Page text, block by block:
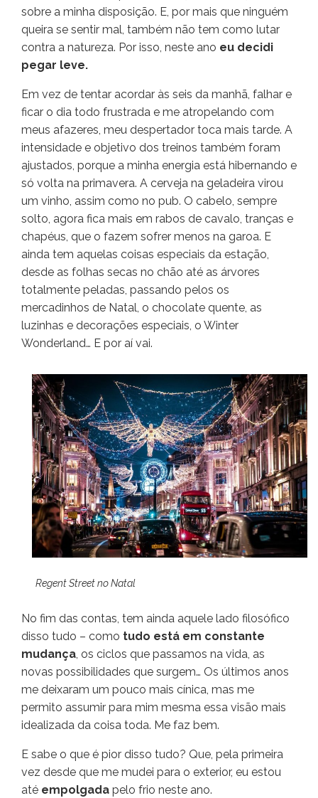
sobre a minha disposição. E, por mais que ninguém
queira se sentir mal, também não tem como lutar
contra a natureza. Por isso, neste ano eu decidi
pegar leve.
Em vez de tentar acordar às seis da manhã, falhar e
ficar o dia todo frustrada e me atropelando com
meus afazeres, meu despertador toca mais tarde. A
intensidade e objetivo dos treinos também foram
ajustados, porque a minha energia está hibernando e
só volta na primavera. A cerveja na geladeira virou
um vinho, assim como no pub. O cabelo, sempre
solto, agora fica mais em rabos de cavalo, tranças e
chapéus, que o fazem sofrer menos na garoa. E
ainda tem aquelas coisas especiais da estação,
desde as folhas secas no chão até as árvores
totalmente peladas, passando pelos os
mercadinhos de Natal, o chocolate quente, as
luzinhas e decorações especiais, o Winter
Wonderland… E por aí vai.
Regent Street no Natal
No fim das contas, tem ainda aquele lado filosófico
disso tudo – como tudo está em constante
mudança, os ciclos que passamos na vida, as
novas possibilidades que surgem… Os últimos anos
me deixaram um pouco mais cínica, mas me
permito assumir para mim mesma essa visão mais
idealizada da coisa toda. Me faz bem.
E sabe o que é pior disso tudo? Que, pela primeira
vez desde que me mudei para o exterior, eu estou
até empolgada pelo frio neste ano.